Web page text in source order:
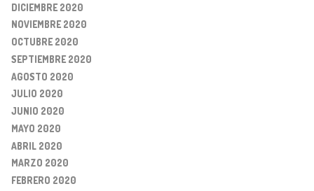
DICIEMBRE 2020
NOVIEMBRE 2020
OCTUBRE 2020
SEPTIEMBRE 2020
AGOSTO 2020
JULIO 2020
JUNIO 2020
MAYO 2020
ABRIL 2020
MARZO 2020
FEBRERO 2020